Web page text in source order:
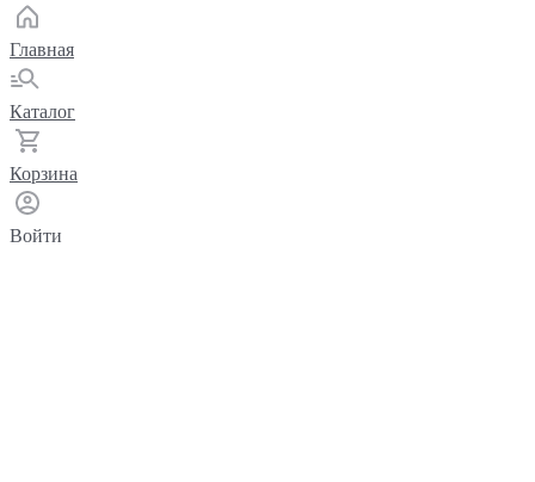
Главная
Каталог
Корзина
Войти